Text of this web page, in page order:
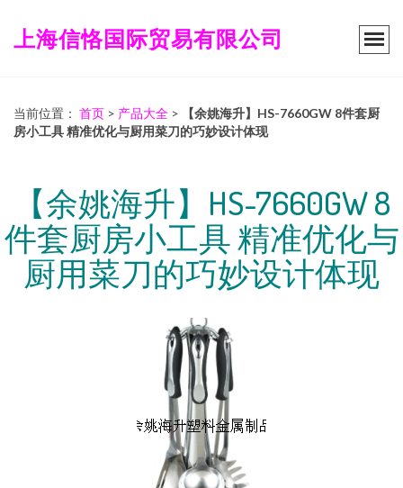
上海信恪国际贸易有限公司
当前位置： 首页 > 产品大全 >
【余姚海升】HS-7660GW 8件套厨
房小工具 精准优化与厨用菜刀的巧妙设计体现
【余姚海升】HS-7660GW 8
件套厨房小工具 精准优化与
厨用菜刀的巧妙设计体现